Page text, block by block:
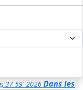
37 59' 2026 Dans les